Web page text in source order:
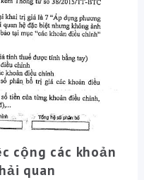
cộng các khoản
quan